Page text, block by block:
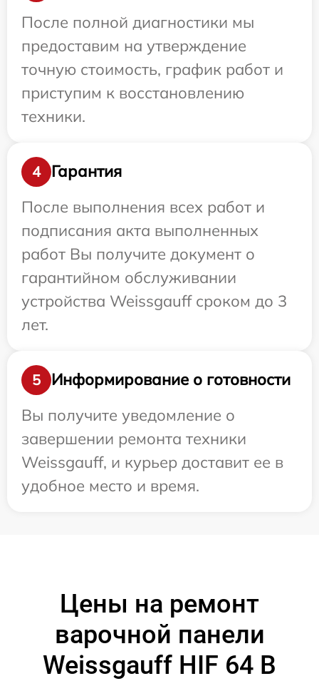
После полной диагностики мы
предоставим на утверждение
точную стоимость, график работ и
приступим к восстановлению
техники.
4
Гарантия
После выполнения всех работ и
подписания акта выполненных
работ Вы получите документ о
гарантийном обслуживании
устройства Weissgauff сроком до 3
лет.
5
Информирование о готовности
Вы получите уведомление о
завершении ремонта техники
Weissgauff, и курьер доставит ее в
удобное место и время.
Цены на ремонт
варочной панели
Weissgauff HIF 64 B